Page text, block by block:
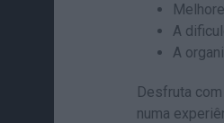
A
A
Desfruta com
numa